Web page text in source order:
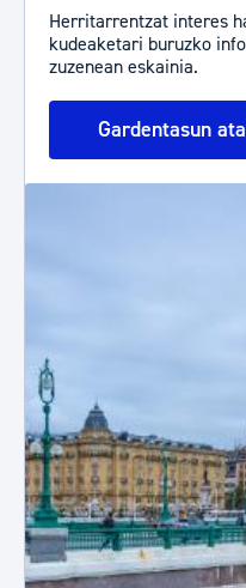
Herritarrentzat interes
kudeaketari buruzko
zuzenean eskainia.
Gardentasun